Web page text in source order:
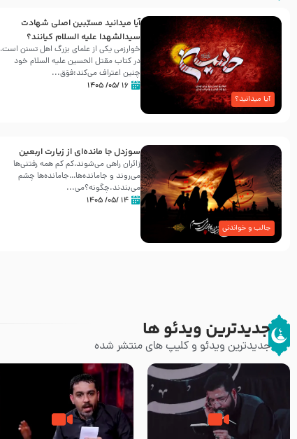
آیا میدانید؟
آیا میدانید مسبّبین اصلی شهادت
سیدالشهدا علیه ‌السلام کیانند؟
خوارزمی یکی از علمای بزرگ اهل تسنن است،
در کتاب مقتل الحسین علیه ‌السلام خود
چنین اعتراف می‌کند:فوَق...
۱۶ /۰۵/ ۱۴۰۵
جالب و خواندنی
سوزدل جا مانده‌ای از زیارت اربعین
زائران راهی می‌شوند،کم‌ کم همه رفتنی‌ها
می‌روند و جامانده‌ها…جامانده‌ها چشم
می‌بندند.چگونه؟می‌...
۱۴ /۰۵/ ۱۴۰۵
جدیدترین ویدئو ها
جدیدترین ویدئو و کلیپ های منتشر شده